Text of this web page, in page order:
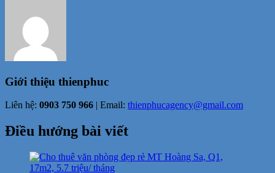
Giới thiệu thienphuc
Liên hệ: 0903 750 966 | Email: thienphucagency@gmail.com
Điều hướng bài viết